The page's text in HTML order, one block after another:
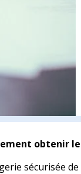
obtenir
sécurisée